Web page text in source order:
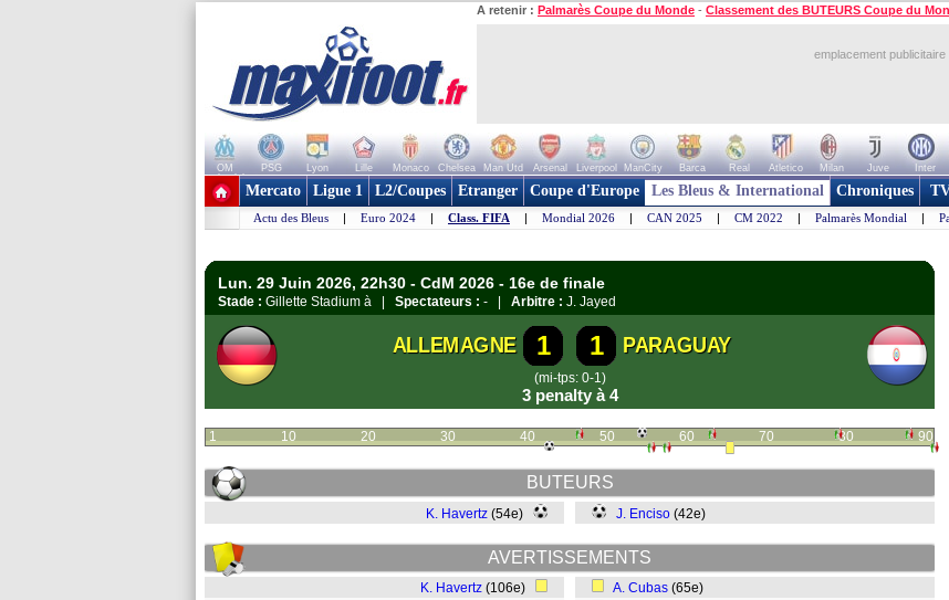
A retenir : Palmarès Coupe du Monde - Classement des BUTEURS Coupe du
emplacement publicitaire
OM PSG Lyon Lille Monaco Chelsea Man Utd Arsenal Liverpool ManCity Barca Real Atletico Milan Juve Inter
+ de clubs
Mercato Ligue 1 L2/Coupes Etranger Coupe d'Europe Les Bleus & International Chroniques
Actu des Bleus | Euro 2024 | Class. FIFA | Mondial 2026 | CAN 2025 | CM 2022 | Palmarès Mondial |
Lun. 29 Juin 2026, 22h30 - CdM 2026 - 16e de finale
Stade : Gillette Stadium à | Spectateurs : - | Arbitre : J. Jayed
ALLEMAGNE 1 1 PARAGUAY
(mi-tps: 0-1)
3 penalty à 4
1 10 20 30 40 50 60 70 80 90
BUTEURS
K. Havertz (54e) J. Enciso (42e)
AVERTISSEMENTS
K. Havertz (106e)
A. Cubas (65e)